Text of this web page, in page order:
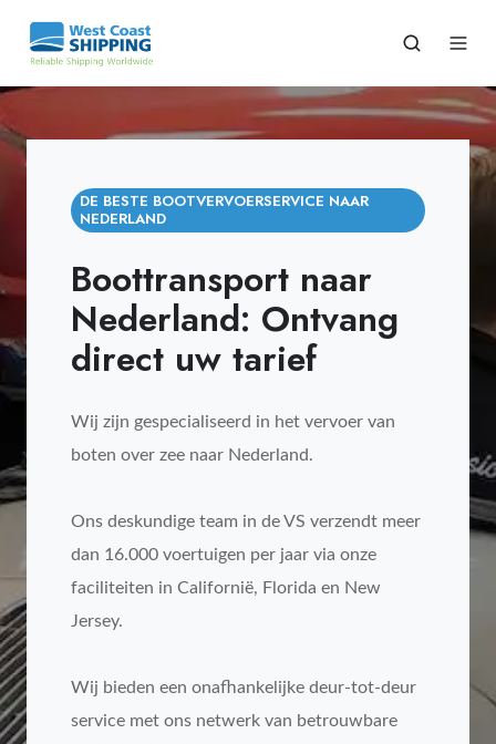
DE BESTE BOOTVERVOERSERVICE NAAR
NEDERLAND
Boottransport naar
Nederland: Ontvang
direct uw tarief
Wij zijn gespecialiseerd in het vervoer van
boten over zee naar Nederland.
Ons deskundige team in de VS verzendt meer
dan 16.000 voertuigen per jaar via onze
faciliteiten in Californië, Florida en New
Jersey.
Wij bieden een onafhankelijke deur-tot-deur
service met ons netwerk van betrouwbare